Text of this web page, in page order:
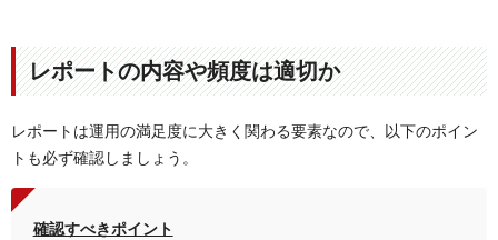
レポートの内容や頻度は適切か
レポートは運用の満足度に大きく関わる要素なので、以下のポイン
トも必ず確認しましょう。
確認すべきポイント